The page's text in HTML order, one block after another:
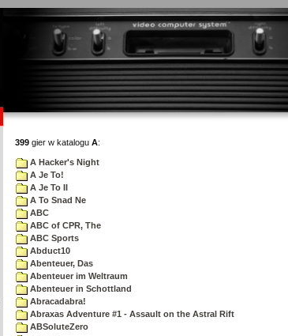
399 gier w katalogu A:
A Hacker's Night
A Je To!
A Je To II
A To Snad Ne
ABC
ABC of CPR, The
ABC Sports
Abduct10
Abenteuer, Das
Abenteuer im Weltraum
Abenteuer in Schottland
Abracadabra!
Abraxas Adventure #1 - Assault on the Astral Rift
ABSoluteZero